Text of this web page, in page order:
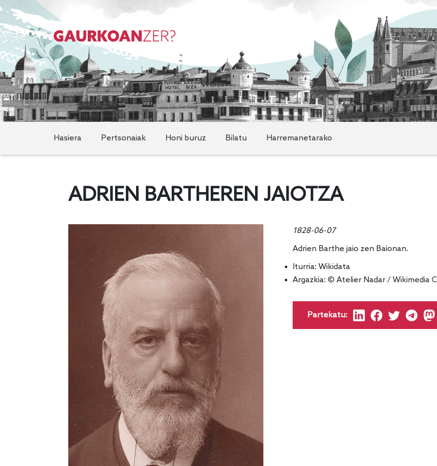
Hasiera Pertsonaiak Honi buruz Bilatu Harremanetarako
ADRIEN BARTHEREN JAIOTZA
1828-06-07
Adrien Barthe jaio zen Baionan.
Iturria: Wikidata
Argazkia: © Atelier Nadar / Wikimedia
Partekatu: